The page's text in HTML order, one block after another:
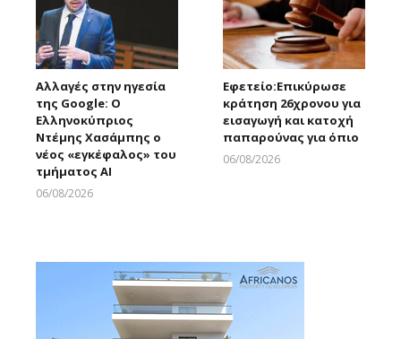
Αλλαγές στην ηγεσία
της Google: Ο
Ελληνοκύπριος
Ντέμης Χασάμπης ο
νέος «εγκέφαλος» του
τμήματος AI
06/08/2026
Εφετείο:Eπικύρωσε
κράτηση 26χρονου για
εισαγωγή και κατοχή
παπαρούνας για όπιο
06/08/2026